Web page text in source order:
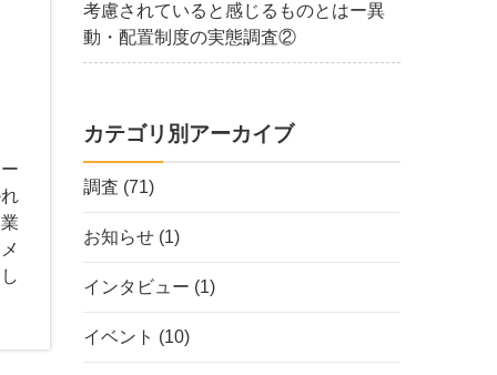
考慮されていると感じるものとはー異
動・配置制度の実態調査②
カテゴリ別アーカイブ
調査 (71)
お知らせ (1)
インタビュー (1)
イベント (10)